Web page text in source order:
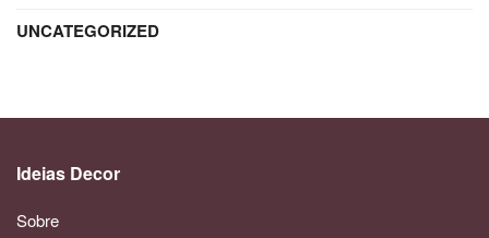
UNCATEGORIZED
Ideias Decor
Sobre